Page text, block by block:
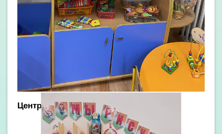
Центр творчества